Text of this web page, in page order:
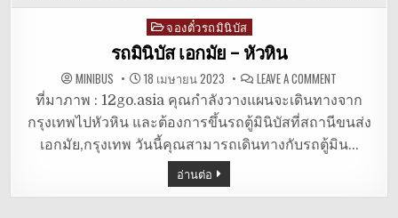
Posted
in
จองตั๋วรถมินิบัส
รถมินิบัส เอกมัย – หัวหิน
MINIBUS 18 เมษายน 2023 LEAVE A COMMENT
มิ
บัส
เอกมัย
–
ที่มาภาพ : 12go.asia คุณกำลังวางแผนจะเดินทางจาก
กรุงเทพไปหัวหิน และต้องการขึ้นรถตู้มินิบัสที่สถานีขนส่ง
เอกมัย,กรุงเทพ วันนี้คุณสามารถเดินทางกับรถตู้มิน…
อ่านต่อ